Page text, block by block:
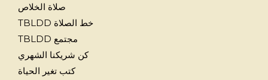
صلاة الخلاص
خط الصلاة TBLDD
مجتمع TBLDD
كن شريكنا الشهري
كتب تغير الحياة